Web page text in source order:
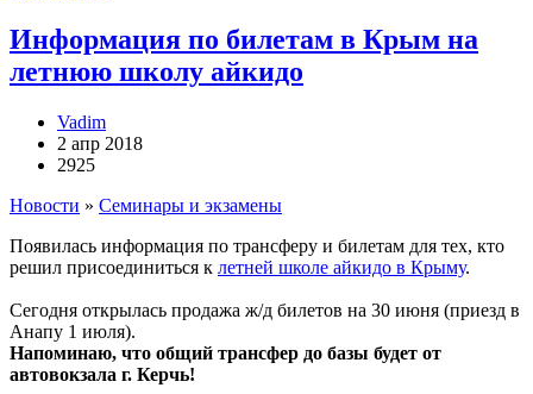
Информация по билетам в Крым на
летнюю школу айкидо
Vadim
2 апр 2018
2925
Новости » Семинары и экзамены
Появилась информация по трансферу и билетам для тех, кто
решил присоединиться к летней школе айкидо в Крыму.
Сегодня открылась продажа ж/д билетов на 30 июня (приезд в
Анапу 1 июля).
Напоминаю, что общий трансфер до базы будет от
автовокзала г. Керчь!